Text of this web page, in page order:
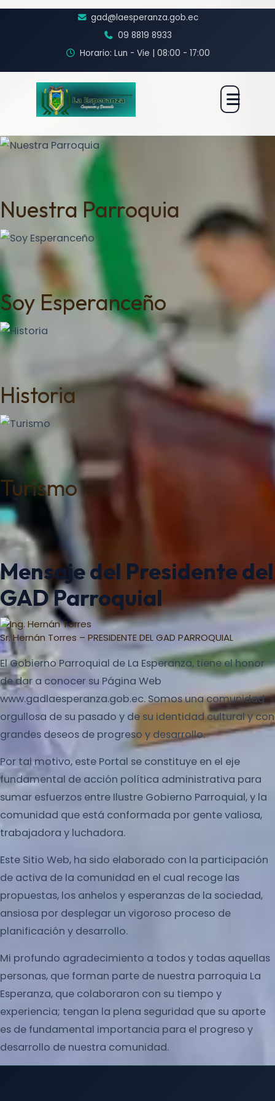
gad@laesperanza.gob.ec
09 8819 8933
Horario: Lun - Vie | 08:00 - 17:00
Nuestra Parroquia
Soy Esperanceño
Historia
Turismo
Mensaje del Presidente del
GAD Parroquial
Sr. Hernán Torres – PRESIDENTE DEL GAD PARROQUIAL
El Gobierno Parroquial de La Esperanza, tiene el honor
de dar a conocer su Página Web
www.gadlaesperanza.gob.ec. Somos una comunidad
orgullosa de su pasado y de su identidad cultural y con
grandes deseos de progreso y desarrollo.
Por tal motivo, este Portal se constituye en el eje
fundamental de acción política administrativa para
sumar esfuerzos entre Ilustre Gobierno Parroquial, y la
comunidad que está conformada por gente valiosa,
trabajadora y luchadora.
Este Sitio Web, ha sido elaborado con la participación
de activa de la comunidad en el cual recoge las
propuestas, los anhelos y esperanzas de la sociedad,
ansiosa por desplegar un vigoroso proceso de
planificación y desarrollo.
Mi profundo agradecimiento a todos y todas aquellas
personas, que forman parte de nuestra parroquia La
Esperanza, que colaboraron con su tiempo y
experiencia; tengan la plena seguridad que su aporte
es de fundamental importancia para el progreso y
desarrollo de nuestra comunidad.